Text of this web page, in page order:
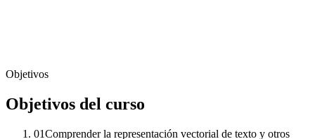
Objetivos
Objetivos del curso
01Comprender la representación vectorial de texto y otros